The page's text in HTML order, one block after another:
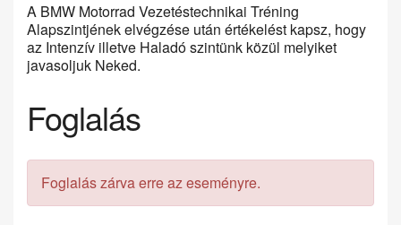
A BMW Motorrad Vezetéstechnikai Tréning
Alapszintjének elvégzése után értékelést kapsz, hogy
az Intenzív illetve Haladó szintünk közül melyiket
javasoljuk Neked.
Foglalás
Foglalás zárva erre az eseményre.